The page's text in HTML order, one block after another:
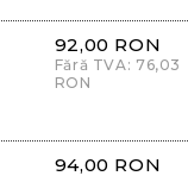
92,00 RON
Fără TVA: 76,03
RON
94,00 RON